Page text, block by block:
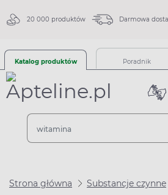
20 000 produktów Darmowa
Katalog produktów Poradnik
Strona główna Substancje czynne